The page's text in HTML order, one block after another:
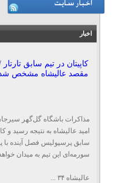
اخبار
کاپیتان در تیم سابق
مقصد عالیشاه مشخص
مذاکرات باشگاه گل‌گهر
امید عالیشاه به نتیجه رسید و
سابق پرسپولیس فصل آینده با
سورمه‌ای این تیم به میدان
عالیشاه ۳۴ ...